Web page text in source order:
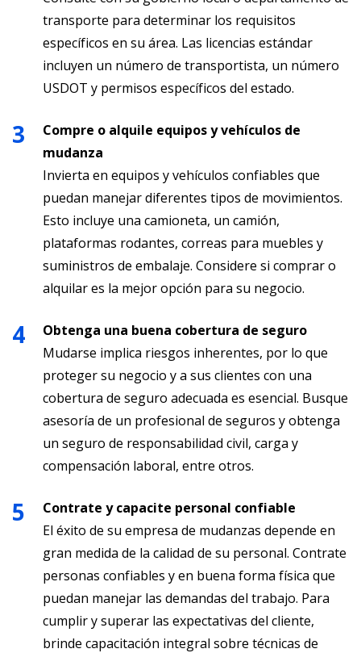
transporte para determinar los requisitos
específicos en su área. Las licencias estándar
incluyen un número de transportista, un número
USDOT y permisos específicos del estado.
Compre o alquile equipos y vehículos de
mudanza
Invierta en equipos y vehículos confiables que
puedan manejar diferentes tipos de movimientos.
Esto incluye una camioneta, un camión,
plataformas rodantes, correas para muebles y
suministros de embalaje. Considere si comprar o
alquilar es la mejor opción para su negocio.
Obtenga una buena cobertura de seguro
Mudarse implica riesgos inherentes, por lo que
proteger su negocio y a sus clientes con una
cobertura de seguro adecuada es esencial. Busque
asesoría de un profesional de seguros y obtenga
un seguro de responsabilidad civil, carga y
compensación laboral, entre otros.
Contrate y capacite personal confiable
El éxito de su empresa de mudanzas depende en
gran medida de la calidad de su personal. Contrate
personas confiables y en buena forma física que
puedan manejar las demandas del trabajo. Para
cumplir y superar las expectativas del cliente,
brinde capacitación integral sobre técnicas de